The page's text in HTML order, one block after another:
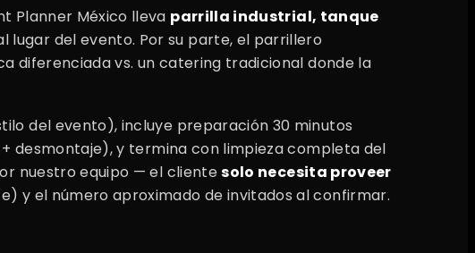
Planner México lleva parrilla industrial, tanque
lugar del evento. Por su parte, el parrillero
diferenciada vs. un catering tradicional donde la
del evento), incluye preparación 30 minutos
desmontaje), y termina con limpieza completa del
nuestro equipo — el clientesolo necesita proveer
y el número aproximado de invitados al confirmar.